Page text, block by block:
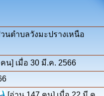
นตำบลวังมะปรางเหนือ
น] เมื่อ 30 มี.ค. 2566